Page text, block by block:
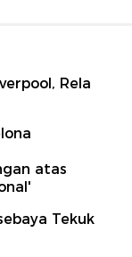
Rela
atas
Tekuk